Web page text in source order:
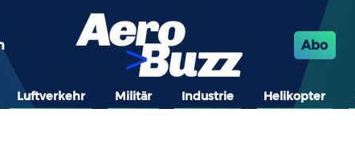
Abo
Luftverkehr Militär Industrie Helikopter